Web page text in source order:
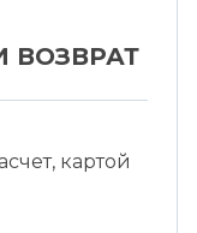
ВОЗВРАТ
картой